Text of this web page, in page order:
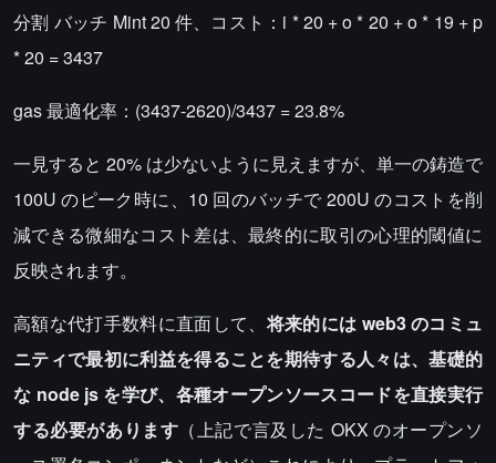
分割 バッチ Mint 20 件、コスト：i * 20 + o * 20 + o * 19 + p
* 20 = 3437
gas 最適化率：(3437-2620)/3437 = 23.8%
一見すると 20% は少ないように見えますが、単一の鋳造で
100U のピーク時に、10 回のバッチで 200U のコストを削
減できる微細なコスト差は、最終的に取引の心理的閾値に
反映されます。
高額な代打手数料に直面して、将来的には web3 のコミュ
ニティで最初に利益を得ることを期待する人々は、基礎的
な node js を学び、各種オープンソースコードを直接実行
する必要があります （上記で言及した OKX のオープンソ